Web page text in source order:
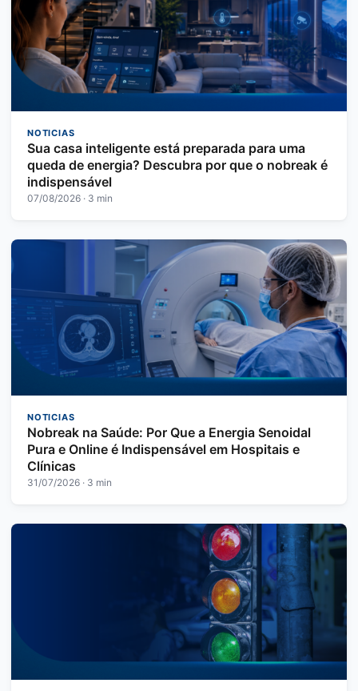
NOTICIAS
Sua casa inteligente está preparada para uma
queda de energia? Descubra por que o nobreak é
indispensável
07/08/2026 · 3 min
NOTICIAS
Nobreak na Saúde: Por Que a Energia Senoidal
Pura e Online é Indispensável em Hospitais e
Clínicas
31/07/2026 · 3 min